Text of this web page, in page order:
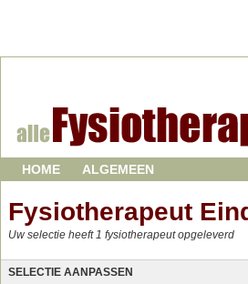
HOME ALGEMEEN
Fysiotherapeut
Uw selectie heeft 1 fysiotherapeut opgeleverd
SELECTIE AANPASSEN